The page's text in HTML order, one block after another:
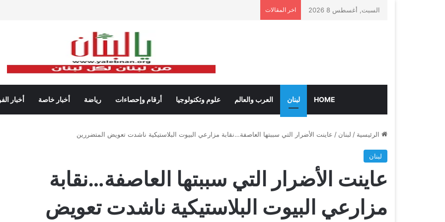
السبت, أغسطس 8 2026 اخر المقالات
HOME لبنان العرب والعالم علوم وتكنولوجيا أرقام وإحصاءات رياضة أخبار خاصة أخبار
الرئيسية / لبنان / عاينت الأضرار التي سببتها العاصفة…نقابة مزارعي البيوت البلاستيكية ناشدت تعويض المتضررين
لبنان
عاينت الأضرار التي سببتها العاصفة…نقابة
مزارعي البيوت البلاستيكية ناشدت تعويض